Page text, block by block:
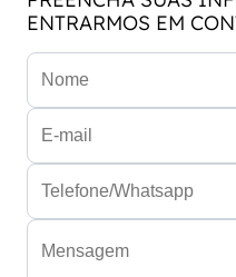
ENTRARMOS EM